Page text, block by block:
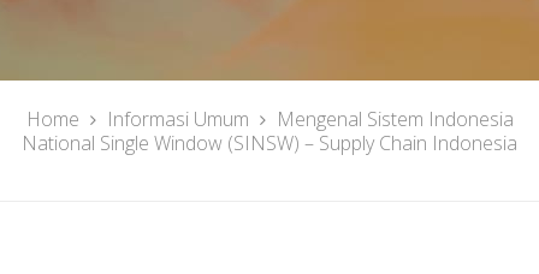
Home Informasi Umum
Mengenal Sistem Indonesia
National Single Window (SINSW) – Supply Chain Indonesia